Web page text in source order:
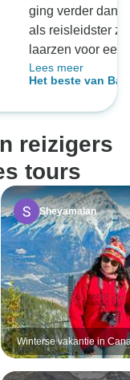
ging verder dan
als reisleidster
laarzen voor
hadden een
ondanks de
georganiseerde
Lees meer
Het beste van
kampeer-rondreis
reizigers
tours
Sheyamalan
Winterse vakantie in
– van Vancouver naar
eindigt in Calgary